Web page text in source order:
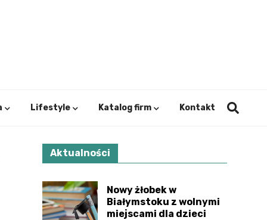
Lifestyle Katalog firm Kontakt
Aktualności
Nowy żłobek w
Białymstoku z wolnymi
miejscami dla dzieci